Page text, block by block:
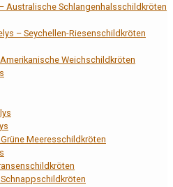
Australische Schlangenhalsschildkröten
– Seychellen-Riesenschildkröten
Weichschildkröten
Meeresschildkröten